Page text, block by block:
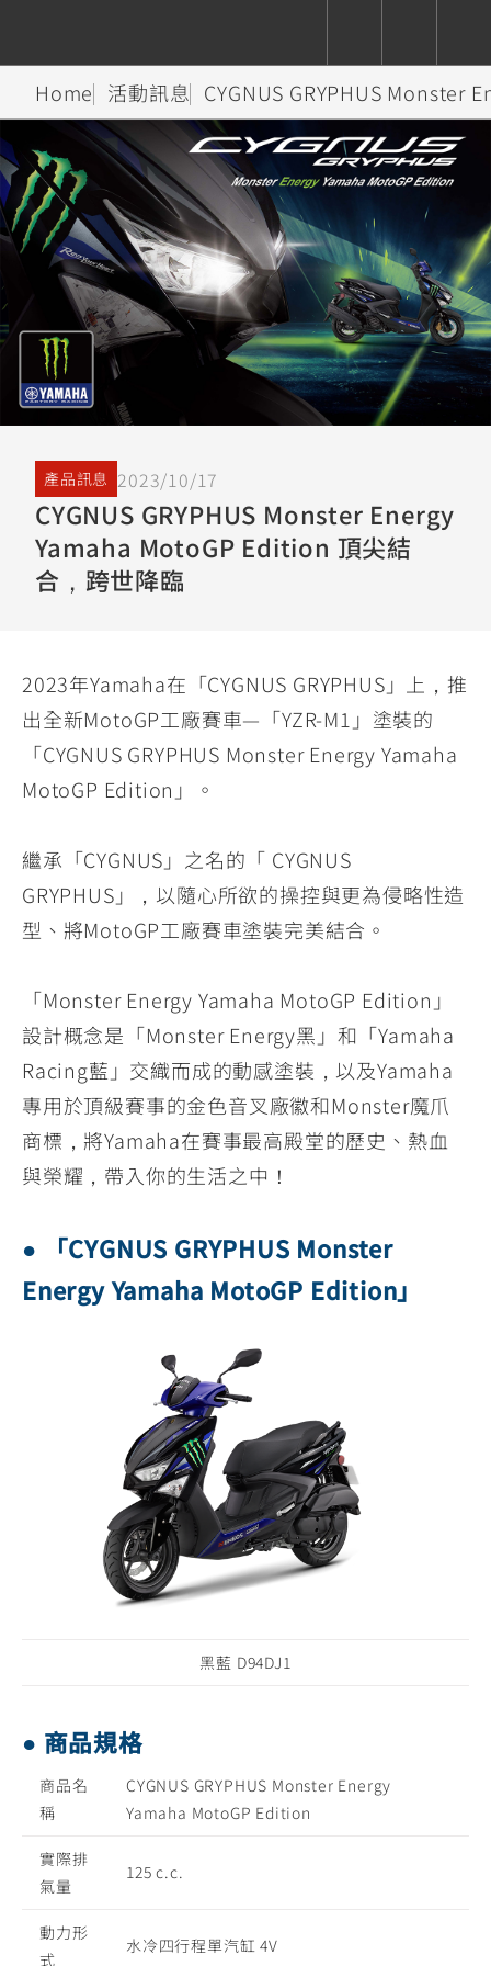
依風格 依排氣量
Super
Sport
Hyper
Naked
Sport
Heritage
YZF-R9
550+
YZF-R7
YZF-R3
251~549
MT-
09
Y-
AMT
MT-
09
550+
MT-
07
Y-
AMT
07
550+
MT-
03
251~549
MT-
15
150
XSR
700
550+
FZ-X
依風格 依排氣量
Premium Sport FashionAdventure Family
TMAX
550+
XMAX
251~549
NMAX
150
CYGNUS
XR
150
125
FORCE
2.0
RS NEO
125
Limi
125
Vinoora
BW'S
125
PW50
AXIS
Z /
Zii
125
CUXiE
2.5 kw
追蹤愛車
我的愛車 瀏覽紀錄
Home 活動訊息 CYGNUS GRYPHUS Monster
產品訊息 2023/10/17
CYGNUS GRYPHUS Monster Energy
Yamaha MotoGP Edition 頂尖結
合，跨世降臨
2023年Yamaha在「CYGNUS GRYPHUS」上，推
出全新MotoGP工廠賽車—「YZR-M1」塗裝的
「CYGNUS GRYPHUS Monster Energy Yamaha
MotoGP Edition」。
繼承「CYGNUS」之名的「 CYGNUS
GRYPHUS」，以隨心所欲的操控與更為侵略性造
型、將MotoGP工廠賽車塗裝完美結合。
「Monster Energy Yamaha MotoGP Edition」
設計概念是「Monster Energy黑」和「Yamaha
Racing藍」交織而成的動感塗裝，以及Yamaha
專用於頂級賽事的金色音叉廠徽和Monster魔爪
商標，將Yamaha在賽事最高殿堂的歷史、熱血
與榮耀，帶入你的生活之中！
● 「CYGNUS GRYPHUS Monster
Energy Yamaha MotoGP Edition」
黑藍 D94DJ1
● 商品規格
商品名
稱
CYGNUS GRYPHUS Monster Energy
Yamaha MotoGP Edition
實際排
氣量
125 c.c.
動力形
式
水冷四行程單汽缸 4V